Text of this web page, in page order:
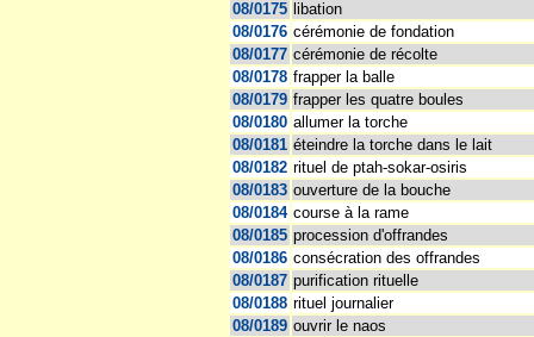
08/0175 libation
08/0176 cérémonie de fondation
08/0177 cérémonie de récolte
08/0178 frapper la balle
08/0179 frapper les quatre boules
08/0180 allumer la torche
08/0181 éteindre la torche dans le lait
08/0182 rituel de ptah-sokar-osiris
08/0183 ouverture de la bouche
08/0184 course à la rame
08/0185 procession d'offrandes
08/0186 consécration des offrandes
08/0187 purification rituelle
08/0188 rituel journalier
08/0189 ouvrir le naos